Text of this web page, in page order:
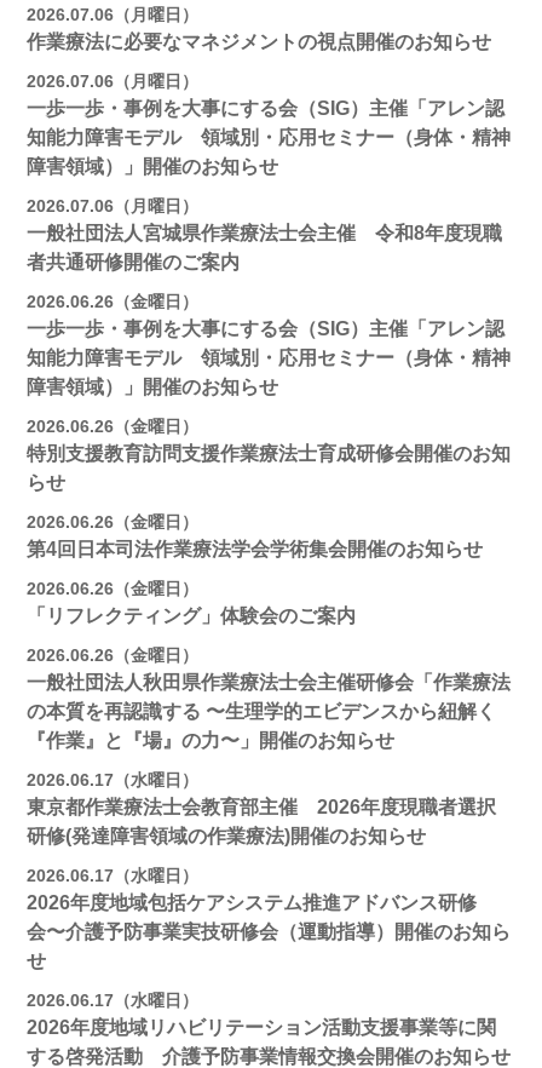
2026.07.06（月曜日）
作業療法に必要なマネジメントの視点開催のお知らせ
2026.07.06（月曜日）
一歩一歩・事例を大事にする会（SIG）主催「アレン認
知能力障害モデル 領域別・応用セミナー（身体・精神
障害領域）」開催のお知らせ
2026.07.06（月曜日）
一般社団法人宮城県作業療法士会主催 令和8年度現職
者共通研修開催のご案内
2026.06.26（金曜日）
一歩一歩・事例を大事にする会（SIG）主催「アレン認
知能力障害モデル 領域別・応用セミナー（身体・精神
障害領域）」開催のお知らせ
2026.06.26（金曜日）
特別支援教育訪問支援作業療法士育成研修会開催のお知
らせ
2026.06.26（金曜日）
第4回日本司法作業療法学会学術集会開催のお知らせ
2026.06.26（金曜日）
「リフレクティング」体験会のご案内
2026.06.26（金曜日）
一般社団法人秋田県作業療法士会主催研修会「作業療法
の本質を再認識する 〜生理学的エビデンスから紐解く
『作業』と『場』の力〜」開催のお知らせ
2026.06.17（水曜日）
東京都作業療法士会教育部主催 2026年度現職者選択
研修(発達障害領域の作業療法)開催のお知らせ
2026.06.17（水曜日）
2026年度地域包括ケアシステム推進アドバンス研修
会〜介護予防事業実技研修会（運動指導）開催のお知ら
せ
2026.06.17（水曜日）
2026年度地域リハビリテーション活動支援事業等に関
する啓発活動 介護予防事業情報交換会開催のお知らせ